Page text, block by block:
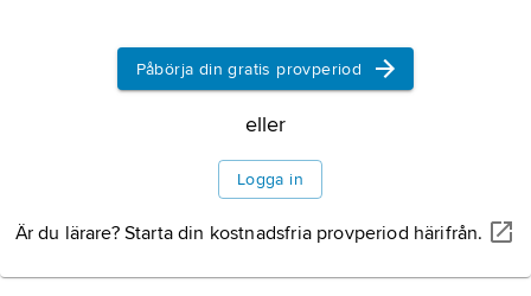
På 1950-talet anslöt sig tidigare självständiga
lärarorganisationer (bland annat Allmänna
Adjunktsföreningen och Sveriges Yngre
Läroverkslärares förening) till förbundet. 1964
antogs namnet Lärarnas Riksförbund. LR gav
ut tidningen
Påbörja din gratis provperiod
eller
Logga in
Är du lärare? Starta din kostnadsfria provperiod härifrån.